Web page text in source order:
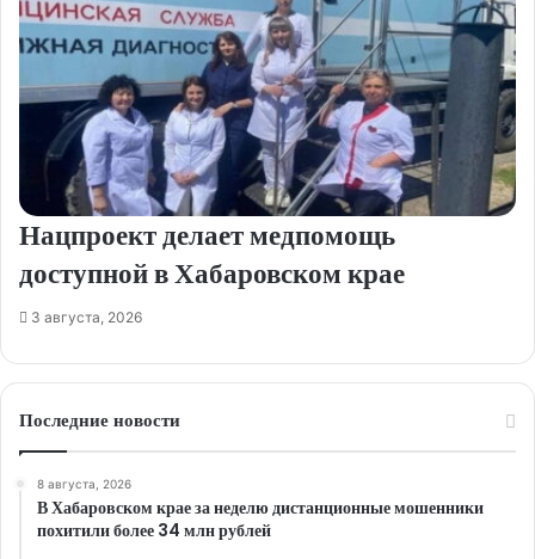
Нацпроект делает медпомощь
доступной в Хабаровском крае
3 августа, 2026
Последние новости
8 августа, 2026
В Хабаровском крае за неделю дистанционные мошенники
похитили более 34 млн рублей